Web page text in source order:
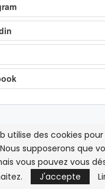
utilise des cookies
supposerons que
vous pouvez vous
J'accepte